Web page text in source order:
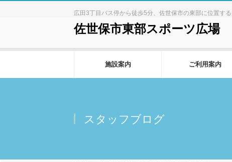
広田3丁目バス停から徒歩5分、佐世保市の東部に位置す
佐世保市東部スポーツ広場
施設案内 ご利用案内
スタッフブログ